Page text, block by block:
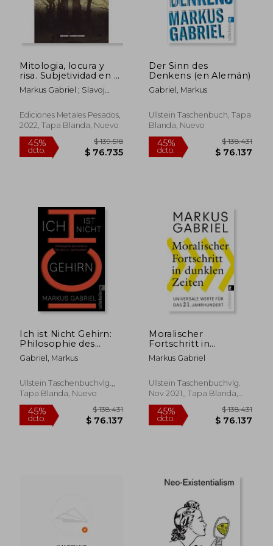
45%
dcto.
$ 120.099
$ 66.055
45%
dcto. $
Mitologia, locura y
risa. Subjetividad en el
idealismo alemán
Markus Gabriel ; Slavoj
Ediciones Metales Pesados,
2022, Tapa Blanda, Nuevo
Der Sinn des
Denkens (en Alemán)
Gabriel, Markus
Ullstein Taschenbuch, Tapa
Blanda, Nuevo
Ich ist Nicht Gehirn:
Philosophie des
Geistes für das 21.
Jahrhundert (en
Gabriel, Markus
Ullstein Taschenbuchvlg.,,
Tapa Blanda, Nuevo
Moralischer
Fortschritt in
Dunklen Zeiten (en
Alemán)
Markus Gabriel
Ullstein Taschenbuchvlg.
Nov 2021,, Tapa Blanda,
Nuevo